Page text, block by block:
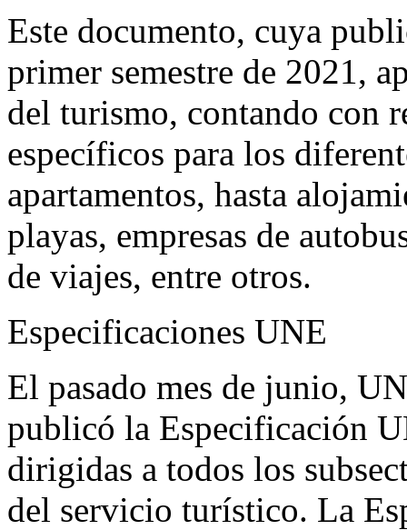
Este documento, cuya
primer semestre de 2021,
del turismo, contando con
específicos para los
apartamentos, hasta
playas, empresas de
de viajes, entre otros.
Especificaciones UNE
El pasado mes de junio,
publicó la Especificación
dirigidas a todos los
del servicio turístico. La